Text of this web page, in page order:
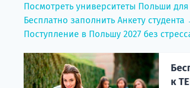
Посмотреть университеты Польши
Бесплатно заполнить Анкету студента
Поступление в Польшу 2027 без
к